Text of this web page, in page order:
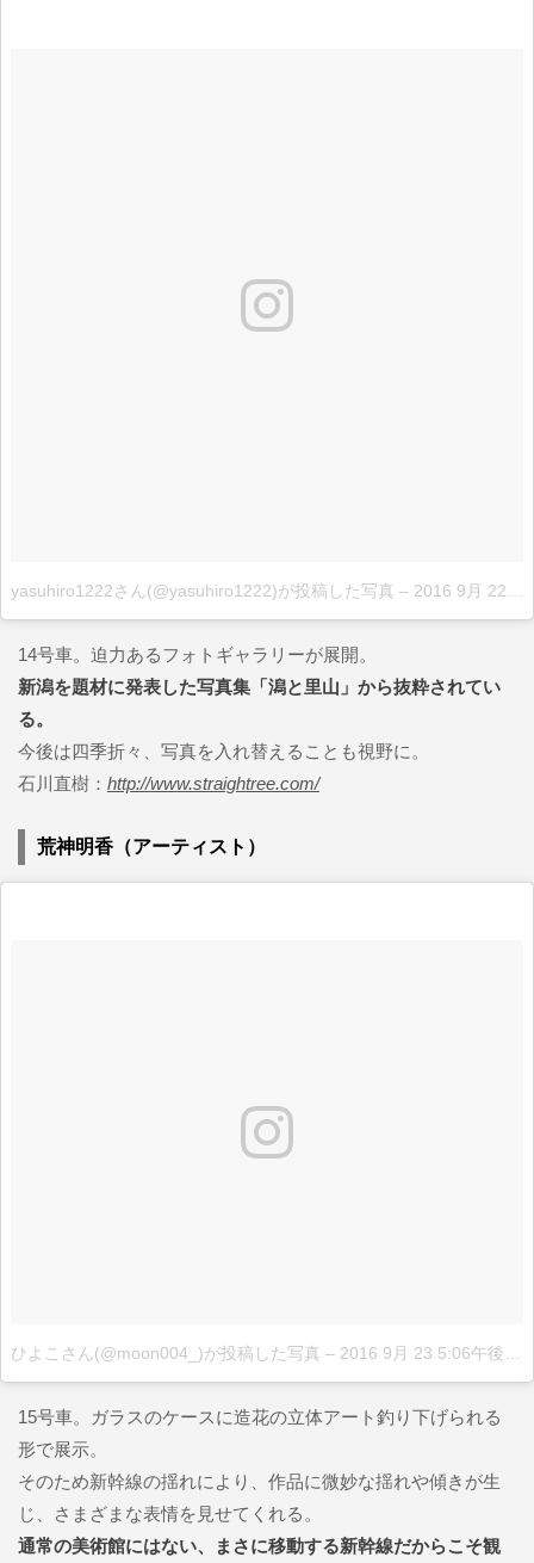
yasuhiro1222さん(@yasuhiro1222)が投稿した写真 – 2016 9月 22 9:33午前 PDT
14号車。迫力あるフォトギャラリーが展開。
新潟を題材に発表した写真集「潟と里山」から抜粋されてい
る。
今後は四季折々、写真を入れ替えることも視野に。
石川直樹： http://www.straightree.com/
荒神明香（アーティスト）
ひよこさん(@moon004_)が投稿した写真 – 2016 9月 23 5:06午後 PDT
15号車。ガラスのケースに造花の立体アート釣り下げられる
形で展示。
そのため新幹線の揺れにより、作品に微妙な揺れや傾きが生
じ、さまざまな表情を見せてくれる。
通常の美術館にはない、まさに移動する新幹線だからこそ観